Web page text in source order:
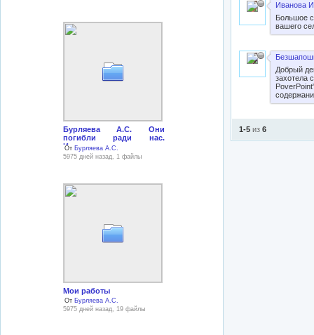
Бурляева А.С. Они
погибли ради нас.
Исследовательская
работа
От Бурляева А.С.
5975 дней назад, 1 файлы
Мои работы
От Бурляева А.С.
5975 дней назад, 19 файлы
Иванова
Большое
вашего
Добрый
захотела
1-5 из 6